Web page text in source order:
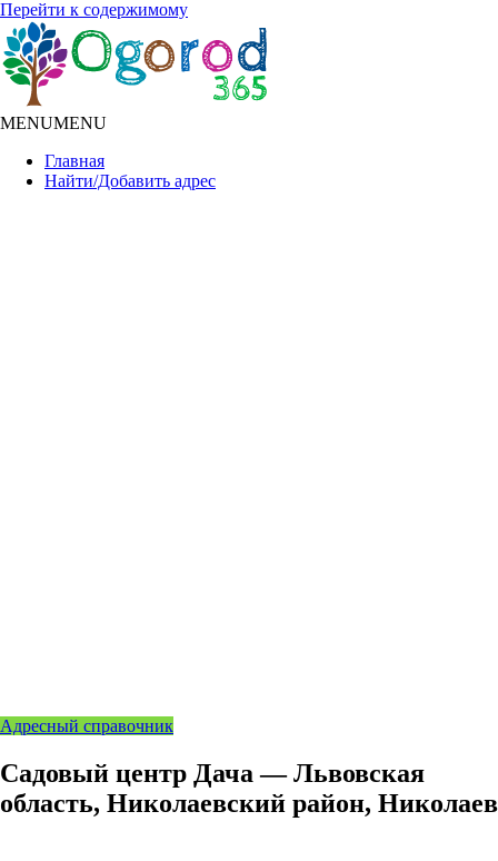
Перейти к содержимому
MENUMENU
Главная
Найти/Добавить адрес
Адресный справочник
Садовый центр Дача — Львовская
область, Николаевский район, Николаев